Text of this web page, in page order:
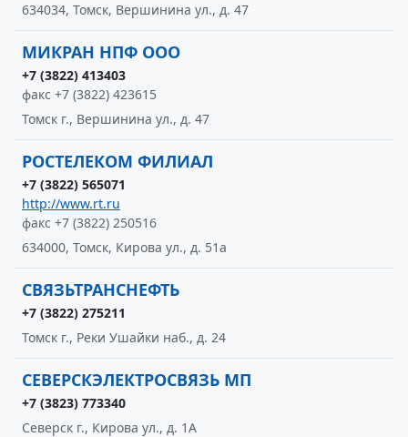
634034, Томск, Вершинина ул., д. 47
МИКРАН НПФ ООО
+7 (3822) 413403
факс +7 (3822) 423615
Томск г., Вершинина ул., д. 47
РОСТЕЛЕКОМ ФИЛИАЛ
+7 (3822) 565071
http://www.rt.ru
факс +7 (3822) 250516
634000, Томск, Кирова ул., д. 51а
СВЯЗЬТРАНСНЕФТЬ
+7 (3822) 275211
Томск г., Реки Ушайки наб., д. 24
СЕВЕРСКЭЛЕКТРОСВЯЗЬ МП
+7 (3823) 773340
Северск г., Кирова ул., д. 1А